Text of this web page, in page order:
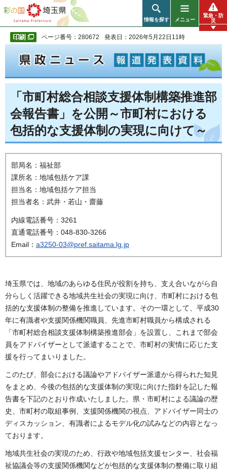
彩の国 埼玉県
情報を探す メニュー
緊急・防
災
ページ番号：280672 発表日：2026年5月22日11時
「市町村総合相談支援体制構築推進部
会報告書」を公開～市町村における
包括的な支援体制の実現に向けて～
部局名：福祉部
課所名：地域包括ケア課
担当名：地域包括ケア担当
担当者名：武井・若山・齋藤
内線電話番号：3261
直通電話番号：048-830-3266
Email： a3250-03@pref.saitama.lg.jp
埼玉県では、地域のあらゆる住民が役割を持ち、支え合いながら自
分らしく活躍できる地域共生社会の実現に向け、市町村における包
括的な支援体制の整備を推進しています。その一環として、平成30
年に有識者や支援関係機関職員、先進市町村職員から構成される
「市町村総合相談支援体制構築推進部会」を設置し、これまで部会
員をアドバイザーとして派遣することで、市町村の実情に応じた支
援を行ってまいりました。
このたび、部会における議論やアドバイザー派遣から得られた知見
をまとめ、今後の包括的な支援体制の実現に向けた指針を記した報
告書を下記のとおり作成いたしました。県・市町村による議論の歴
史、市町村の取組事例、支援関係機関の視点、アドバイザー同士の
ディスカッション、有識者によるモデル化の試みなどの内容となっ
ております。
地域共生社会の実現のため、行政や地域包括支援センター、社会福
祉協議会等の支援関係機関などが包括的な支援体制の整備に取り組